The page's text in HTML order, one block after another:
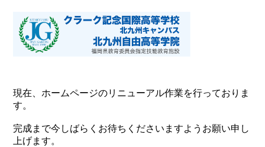
現在、ホームページのリニューアル作業を行っておりま
す。
完成まで今しばらくお待ちくださいますようお願い申し
上げます。